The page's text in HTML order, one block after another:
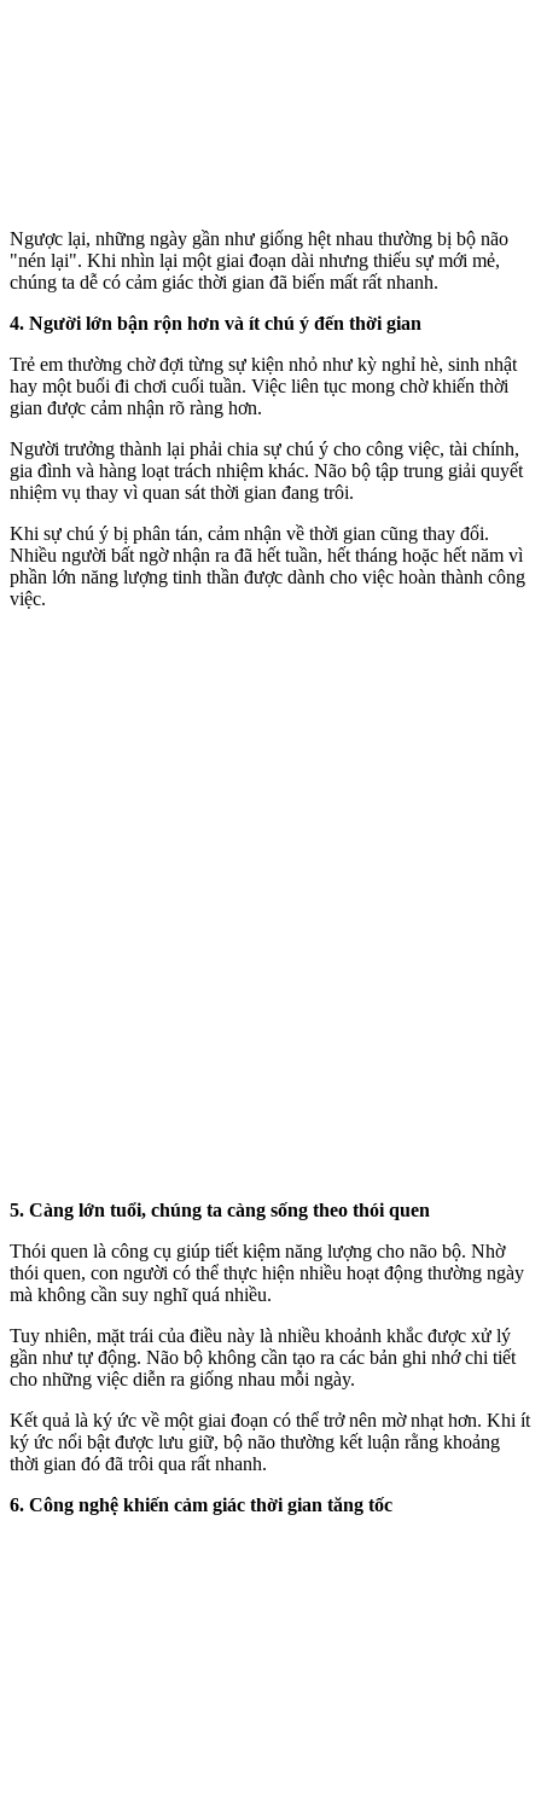
Ngược lại, những ngày gần như giống hệt nhau thường bị bộ não
"nén lại". Khi nhìn lại một giai đoạn dài nhưng thiếu sự mới mẻ,
chúng ta dễ có cảm giác thời gian đã biến mất rất nhanh.
4. Người lớn bận rộn hơn và ít chú ý đến thời gian
Trẻ em thường chờ đợi từng sự kiện nhỏ như kỳ nghỉ hè, sinh nhật
hay một buổi đi chơi cuối tuần. Việc liên tục mong chờ khiến thời
gian được cảm nhận rõ ràng hơn.
Người trưởng thành lại phải chia sự chú ý cho công việc, tài chính,
gia đình và hàng loạt trách nhiệm khác. Não bộ tập trung giải quyết
nhiệm vụ thay vì quan sát thời gian đang trôi.
Khi sự chú ý bị phân tán, cảm nhận về thời gian cũng thay đổi.
Nhiều người bất ngờ nhận ra đã hết tuần, hết tháng hoặc hết năm vì
phần lớn năng lượng tinh thần được dành cho việc hoàn thành công
việc.
5. Càng lớn tuổi, chúng ta càng sống theo thói quen
Thói quen là công cụ giúp tiết kiệm năng lượng cho não bộ. Nhờ
thói quen, con người có thể thực hiện nhiều hoạt động thường ngày
mà không cần suy nghĩ quá nhiều.
Tuy nhiên, mặt trái của điều này là nhiều khoảnh khắc được xử lý
gần như tự động. Não bộ không cần tạo ra các bản ghi nhớ chi tiết
cho những việc diễn ra giống nhau mỗi ngày.
Kết quả là ký ức về một giai đoạn có thể trở nên mờ nhạt hơn. Khi ít
ký ức nổi bật được lưu giữ, bộ não thường kết luận rằng khoảng
thời gian đó đã trôi qua rất nhanh.
6. Công nghệ khiến cảm giác thời gian tăng tốc